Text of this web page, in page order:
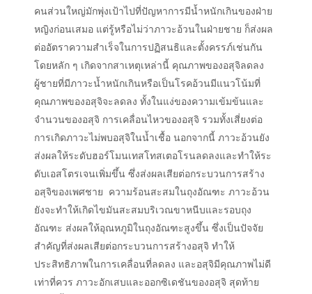
คนส่วนใหญ่มักพุ่งเป้าไปที่ปัญหาการมีน้ำหนักเกินของฝ่าย
หญิงก่อนเสมอ แต่รู้หรือไม่ว่าภาวะอ้วนในฝ่ายชาย ก็ส่งผล
ต่ออัตราความสำเร็จในการปฏิสนธิและตั้งครรภ์เช่นกัน
โดยหลัก ๆ เกิดจากสาเหตุเหล่านี้ คุณภาพของอสุจิลดลง
ผู้ชายที่มีภาวะน้ำหนักเกินหรือเป็นโรคอ้วนมีแนวโน้มที่
คุณภาพของอสุจิจะลดลง ทั้งในแง่ของความเข้มข้นและ
จำนวนของอสุจิ การเคลื่อนไหวของอสุจิ รวมทั้งเสี่ยงต่อ
การเกิดภาวะไม่พบอสุจิในน้ำเชื้อ นอกจากนี้ ภาวะอ้วนยัง
ส่งผลให้ระดับฮอร์โมนเทสโทสเตอโรนลดลงและทำให้ระ
ดับเอสโตรเจนเพิ่มขึ้น ซึ่งส่งผลเสียต่อกระบวนการสร้าง
อสุจิของเพศชาย ความร้อนสะสมในถุงอัณฑะ ภาวะอ้วน
ยังจะทำให้เกิดไขมันสะสมบริเวณขาหนีบและรอบถุง
อัณฑะ ส่งผลให้อุณหภูมิในถุงอัณฑะสูงขึ้น ซึ่งเป็นปัจจัย
สำคัญที่ส่งผลเสียต่อกระบวนการสร้างอสุจิ ทำให้
ประสิทธิภาพในการเคลื่อนที่ลดลง และอสุจิมีคุณภาพไม่ดี
เท่าที่ควร ภาวะอักเสบและออกซิเดชันของอสุจิ สุดท้าย